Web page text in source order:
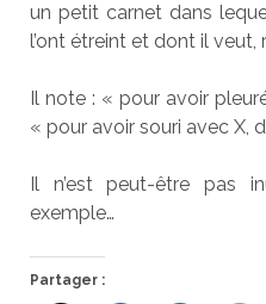
un petit carnet dans
l’ont étreint et dont il veut,
Il note : « pour avoir
« pour avoir souri avec X,
Il n’est peut-être pas
exemple…
Partager :